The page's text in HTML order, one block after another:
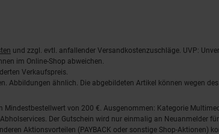
und zzgl. evtl. anfallender Versandkostenzuschläge. UVP:
im Online-Shop abweichen.
Verkaufspreis.
Abbildungen ähnlich. Die abgebildeten Artikel können wegen
von 200 €. Ausgenommen: Kategorie
Der Gutschein wird nur einmalig an Neuanmelder
Aktionsvorteilen (PAYBACK oder sonstige Shop-Aktionen)